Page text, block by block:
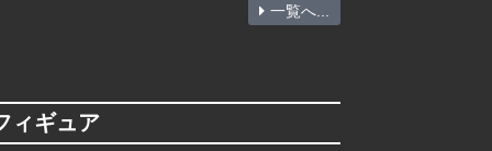
一覧へ...
ィギュア